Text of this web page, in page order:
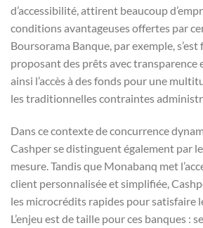
d’accessibilité, attirent beaucoup
conditions avantageuses offertes par
Boursorama Banque, par exemple,
proposant des prêts avec
ainsi l’accès à des fonds pour une
les traditionnelles contraintes
Dans ce contexte de concurrence
Cashper se distinguent également par
mesure. Tandis que Monabanq met
client personnalisée et simplifiée,
les microcrédits rapides pour satisfaire
L’enjeu est de taille pour ces banques :